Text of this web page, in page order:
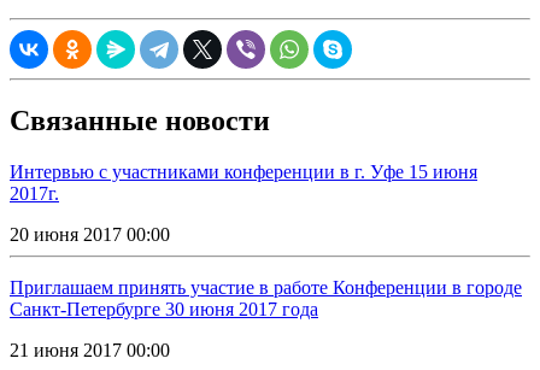
Связанные новости
Интервью с участниками конференции в г. Уфе 15 июня
2017г.
20 июня 2017 00:00
Приглашаем принять участие в работе Конференции в городе
Санкт-Петербурге 30 июня 2017 года
21 июня 2017 00:00